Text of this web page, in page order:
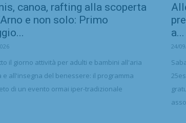
canoa, rafting alla scoperta
e non solo: Primo
il giorno attività per adulti e bambini all'aria
e all'insegna del benessere: il programma
di un evento ormai iper-tradizionale
a...
24/